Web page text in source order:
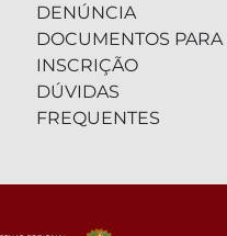
DENÚNCIA
DOCUMENTOS PARA
INSCRIÇÃO
DÚVIDAS
FREQUENTES